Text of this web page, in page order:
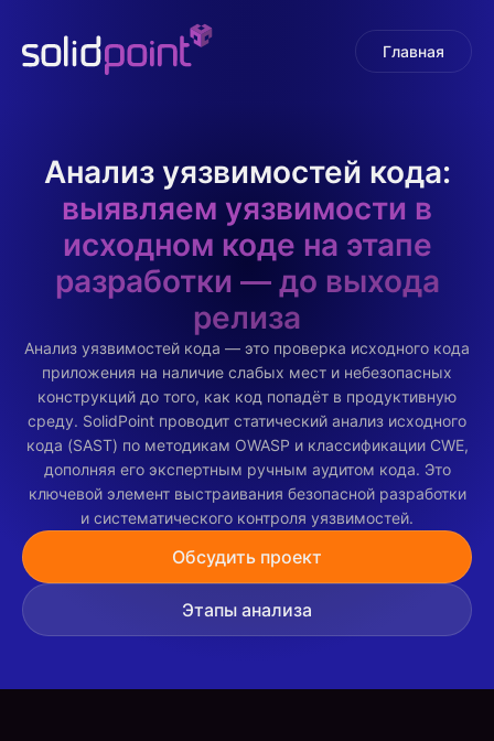
Главная
Анализ уязвимостей кода:
выявляем уязвимости в
исходном коде на этапе
разработки — до выхода
релиза
Анализ уязвимостей кода — это проверка исходного кода
приложения на наличие слабых мест и небезопасных
конструкций до того, как код попадёт в продуктивную
среду. SolidPoint проводит статический анализ исходного
кода (SAST) по методикам OWASP и классификации CWE,
дополняя его экспертным ручным аудитом кода. Это
ключевой элемент выстраивания безопасной разработки
и систематического контроля уязвимостей.
Обсудить проект
Этапы анализа